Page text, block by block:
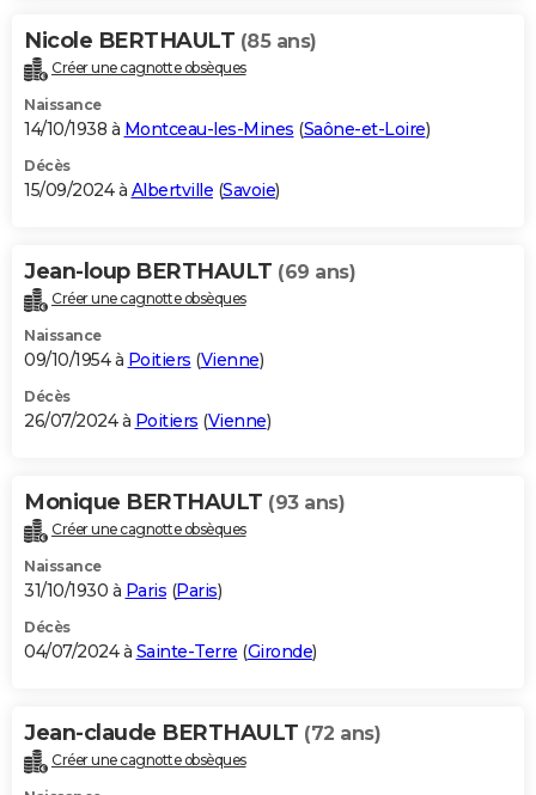
Nicole BERTHAULT (85 ans)
Créer une cagnotte obsèques
Naissance
14/10/1938 à Montceau-les-Mines (Saône-et-Loire)
Décès
15/09/2024 à Albertville (Savoie)
Jean-loup BERTHAULT (69 ans)
Créer une cagnotte obsèques
Naissance
09/10/1954 à Poitiers (Vienne)
Décès
26/07/2024 à Poitiers (Vienne)
Monique BERTHAULT (93 ans)
Créer une cagnotte obsèques
Naissance
31/10/1930 à Paris (Paris)
Décès
04/07/2024 à Sainte-Terre (Gironde)
Jean-claude BERTHAULT (72 ans)
Créer une cagnotte obsèques